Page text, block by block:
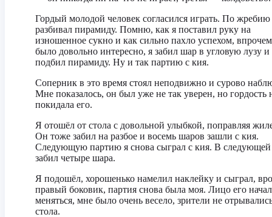
Гордый молодой человек согласился играть. По жребию
разбивал пирамиду. Помню, как я поставил руку на
изношенное сукно и как сильно пахло успехом,
было довольно интересно, я забил шар в угловую лузу и
подбил пирамиду. Ну и так партию с кия.
Соперник в это время стоял неподвижно и сурово
Мне показалось, он был уже не так уверен, но гордость
покидала его.
Я отошёл от стола с довольной улыбкой, поправляя
Он тоже забил на разбое и восемь шаров зашли с кия.
Следующую партию я снова сыграл с кия. В
забил четыре шара.
Я подошёл, хорошенько намелил наклейку и сыграл,
правый боковик, партия снова была моя. Лицо его
меняться, мне было очень весело, зрители не
стола.